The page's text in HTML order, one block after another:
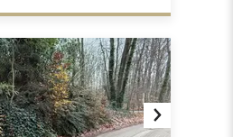
Next